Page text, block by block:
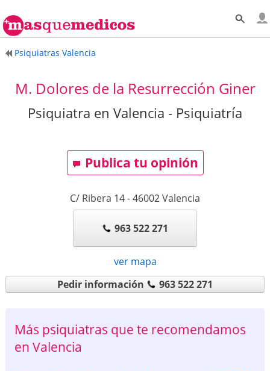
Psiquiatras Valencia
M. Dolores de la Resurrección Giner
Psiquiatra en Valencia - Psiquiatría
Publica tu opinión
C/ Ribera 14-46002Valencia
963 522 271
ver mapa
Pedir información
963 522 271
Más psiquiatras que te recomendamos
en Valencia